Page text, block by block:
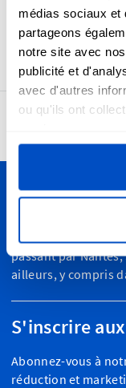
médias sociaux et
partageons
notre site avec
publicité et
avec d'autres
ou qu'ils ont
Malte sont tissées
étiquettes qui sont
Nous livrons
passant par
ailleurs, y compris
S'inscrire
Abonnez-vous à
réduction et